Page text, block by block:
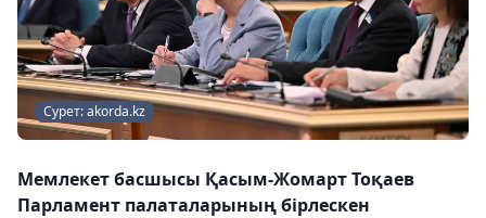
Сурет: akorda.kz
Мемлекет басшысы Қасым-Жомарт Тоқаев
Парламент палаталарының бірлескен